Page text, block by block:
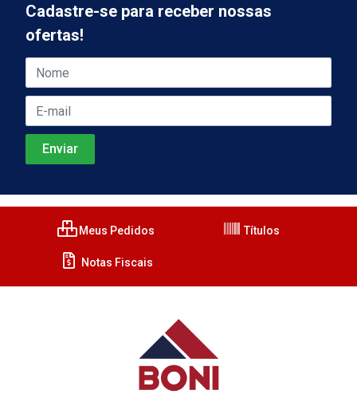
Cadastre-se para receber nossas
ofertas!
Meus Pedidos Títulos
Notas Fiscais